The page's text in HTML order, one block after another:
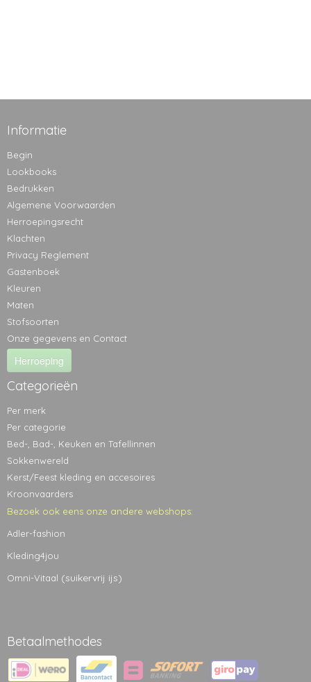
Informatie
Begin
Lookbooks
Bedrukken
Algemene Voorwaarden
Herroepingsrecht
Klachten
Privacy Reglement
Gastenboek
Kleuren
Maten
Stofsoorten
Onze gegevens en Contact
Herroeping
Categorieën
Per merk
Per categorie
Bed-, Bad-, Keuken en Tafellinnen
Sokkenwereld
Kerst/Feest kleding en accesoires
Kroonvaarders
Bezoek ook eens onze andere webshops:
Adler-fashion
Kleding4jou
Omni-Vitaal (suikervrij ijs)
Betaalmethodes